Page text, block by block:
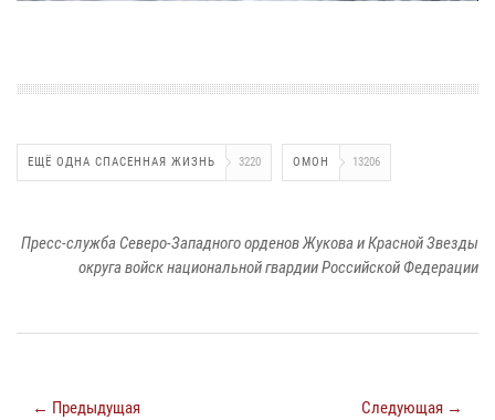
ЕЩЁ ОДНА СПАСЕННАЯ ЖИЗНЬ 3220 ОМОН 13206
Пресс-служба Северо-Западного орденов Жукова и Красной Звезды
округа войск национальной гвардии Российской Федерации
← Предыдущая Следующая →